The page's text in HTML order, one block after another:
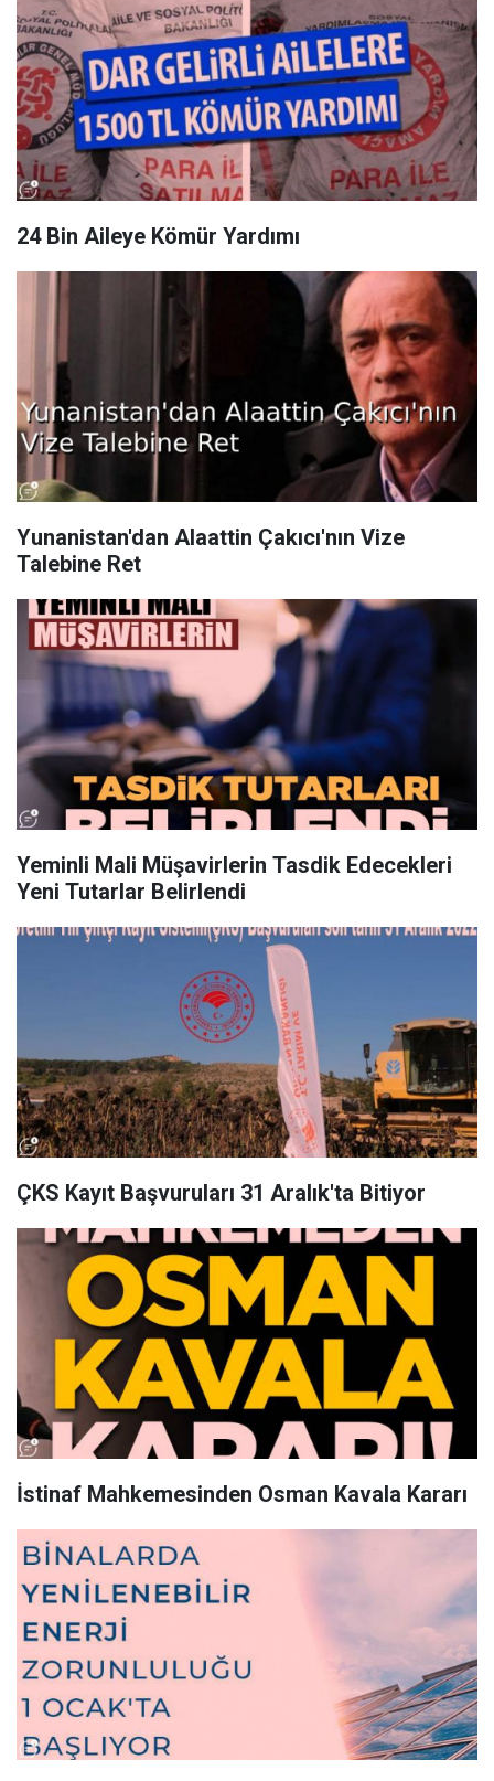
24 Bin Aileye Kömür Yardımı
Yunanistan'dan Alaattin Çakıcı'nın Vize
Talebine Ret
Yeminli Mali Müşavirlerin Tasdik Edecekleri
Yeni Tutarlar Belirlendi
ÇKS Kayıt Başvuruları 31 Aralık'ta Bitiyor
İstinaf Mahkemesinden Osman Kavala Kararı